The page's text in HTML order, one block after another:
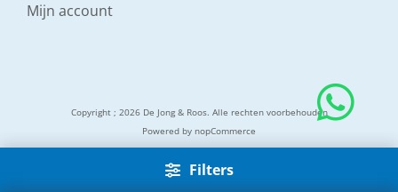
Filters
Mijn account
Copyright ; 2026 De Jong & Roos. Alle rechten voorbehouden
Powered by nopCommerce